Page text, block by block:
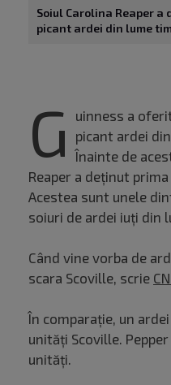
Soiul Carolina Reaper
picant ardei din lume
G
uinness a
picant ardei
Înainte de
Reaper a deținut
Acestea sunt unele
soiuri de ardei iuți din
Când vine vorba de
scara Scoville, scrie
În comparație, un
unități Scoville.
unități.